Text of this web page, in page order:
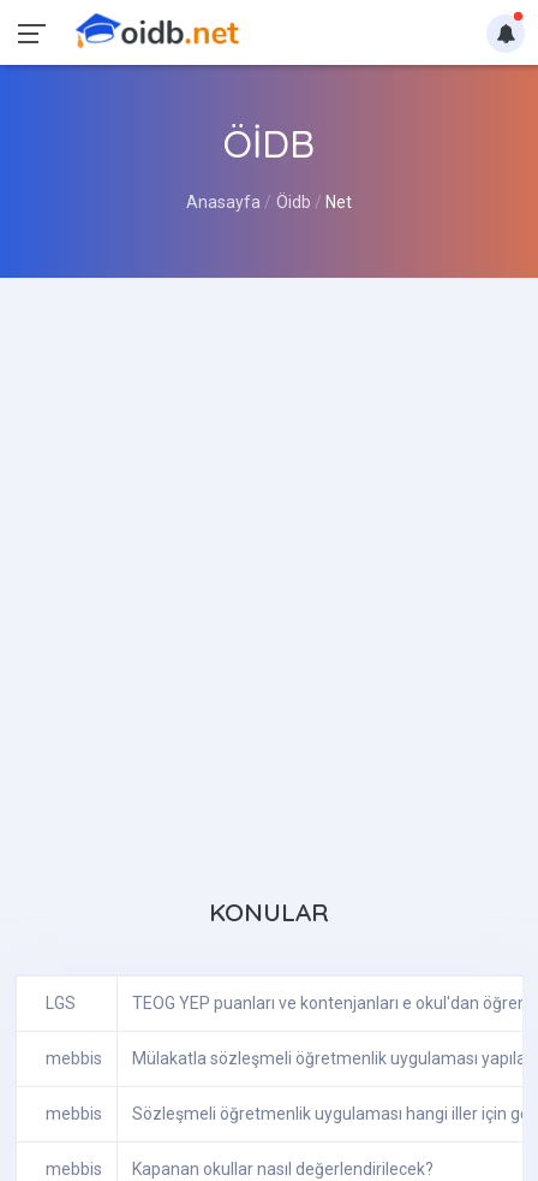
ÖİDB
Anasayfa Öidb Net
KONULAR
LGS TEOG YEP puanları ve kontenjanları e okul'dan
mebbis Mülakatla sözleşmeli öğretmenlik uygulaması
mebbis Sözleşmeli öğretmenlik uygulaması hangi iller için
mebbis Kapanan okullar nasıl değerlendirilecek?